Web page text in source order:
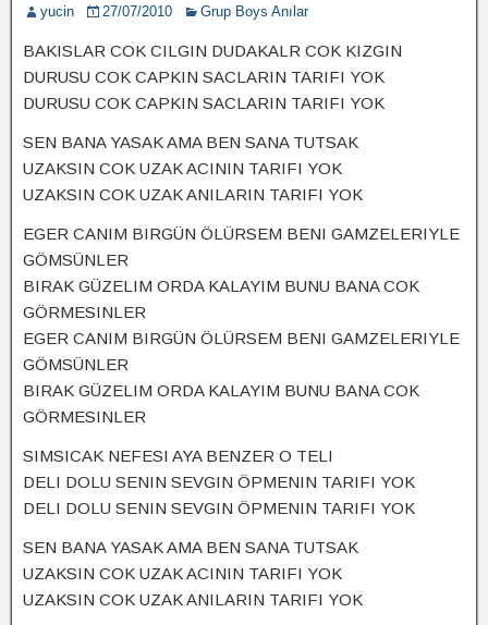
yucin 27/07/2010 Grup Boys Anılar
BAKISLAR COK CILGIN DUDAKALR COK KIZGIN
DURUSU COK CAPKIN SACLARIN TARIFI YOK
DURUSU COK CAPKIN SACLARIN TARIFI YOK
SEN BANA YASAK AMA BEN SANA TUTSAK
UZAKSIN COK UZAK ACININ TARIFI YOK
UZAKSIN COK UZAK ANILARIN TARIFI YOK
EGER CANIM BIRGÜN ÖLÜRSEM BENI GAMZELERIYLE
GÖMSÜNLER
BIRAK GÜZELIM ORDA KALAYIM BUNU BANA COK
GÖRMESINLER
EGER CANIM BIRGÜN ÖLÜRSEM BENI GAMZELERIYLE
GÖMSÜNLER
BIRAK GÜZELIM ORDA KALAYIM BUNU BANA COK
GÖRMESINLER
SIMSICAK NEFESI AYA BENZER O TELI
DELI DOLU SENIN SEVGIN ÖPMENIN TARIFI YOK
DELI DOLU SENIN SEVGIN ÖPMENIN TARIFI YOK
SEN BANA YASAK AMA BEN SANA TUTSAK
UZAKSIN COK UZAK ACININ TARIFI YOK
UZAKSIN COK UZAK ANILARIN TARIFI YOK